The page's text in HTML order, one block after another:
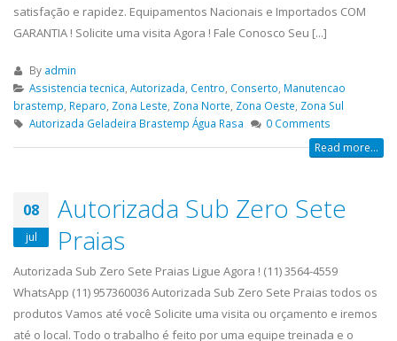
satisfação e rapidez. Equipamentos Nacionais e Importados COM
GARANTIA ! Solicite uma visita Agora ! Fale Conosco Seu [...]
By admin
Assistencia tecnica, Autorizada, Centro, Conserto, Manutencao
brastemp, Reparo, Zona Leste, Zona Norte, Zona Oeste, Zona Sul
Autorizada Geladeira Brastemp Água Rasa
0 Comments
Read more...
08
jul
Autorizada Sub Zero Sete
Praias
Autorizada Sub Zero Sete Praias Ligue Agora ! (11) 3564-4559
WhatsApp (11) 957360036 Autorizada Sub Zero Sete Praias todos os
produtos Vamos até você Solicite uma visita ou orçamento e iremos
até o local. Todo o trabalho é feito por uma equipe treinada e o